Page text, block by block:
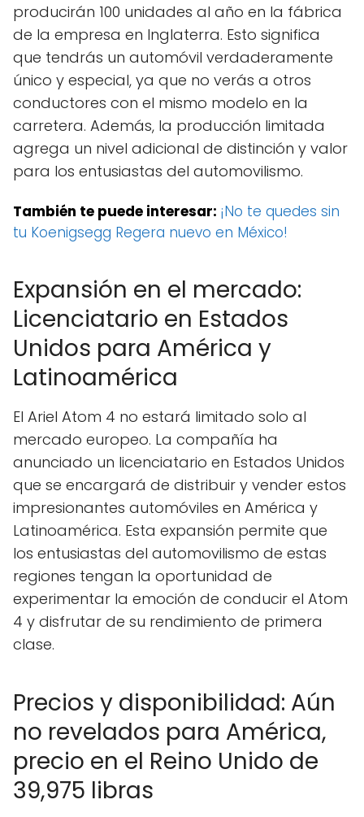
producirán 100 unidades al año en la fábrica
de la empresa en Inglaterra. Esto significa
que tendrás un automóvil verdaderamente
único y especial, ya que no verás a otros
conductores con el mismo modelo en la
carretera. Además, la producción limitada
agrega un nivel adicional de distinción y valor
para los entusiastas del automovilismo.
También te puede interesar: ¡No te quedes sin
tu Koenigsegg Regera nuevo en México!
Expansión en el mercado:
Licenciatario en Estados
Unidos para América y
Latinoamérica
El Ariel Atom 4 no estará limitado solo al
mercado europeo. La compañía ha
anunciado un licenciatario en Estados Unidos
que se encargará de distribuir y vender estos
impresionantes automóviles en América y
Latinoamérica. Esta expansión permite que
los entusiastas del automovilismo de estas
regiones tengan la oportunidad de
experimentar la emoción de conducir el Atom
4 y disfrutar de su rendimiento de primera
clase.
Precios y disponibilidad: Aún
no revelados para América,
precio en el Reino Unido de
39,975 libras